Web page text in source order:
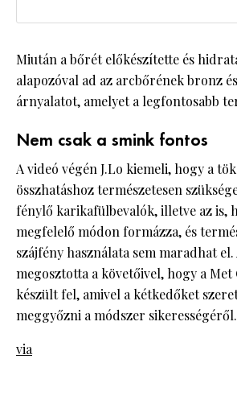
Miután a bőrét előkészítette és
alapozóval ad az arcbőrének bronz
árnyalatot, amelyet a legfontosabb
Nem csak a smink fontos
A videó végén J.Lo kiemeli, hogy a
összhatáshoz természetesen
fénylő karikafülbevalók, illetve az is,
megfelelő módon formázza, és
szájfény használata sem maradhat
megosztotta a követőivel, hogy a
készült fel, amivel a kétkedőket
meggyőzni a módszer sikerességéről.
via